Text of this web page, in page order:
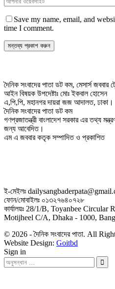
Save my name, email, and
time I comment.
দৈনিক সংবাদের পাতা ডট কম, মেসার্স জববার
আইন বিষয়ক উপদেষ্টাঃ মোঃ ইকবাল হোসেন
এ,পি,পি, মহানগর দায়রা জজ আদালত, ঢাকা।
দৈনিক সংবাদের পাতা ডট কম
গণপ্রজাতন্ত্রী বাংলাদেশ সরকার এর তথ্য
জন্য আবেদিত।
এম এ জববার কতৃক সম্পাদিত ও প্রকাশিত
ই-মেইলঃ
ফোন/মোবাইলঃ ০১৩২৭৬৪০৭২৮
কার্যালয়ঃ 28/1/B, Toyanbee
Motijheel C/A, Dhaka - 1000,
© 2026 - দৈনিক সংবাদের পাতা. All
Website Design: Goitbd
Sign in